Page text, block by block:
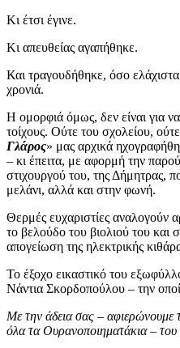
Κι έτσι έγινε.
Κι απευθείας αγαπήθηκε.
Και τραγουδήθηκε, όσο
χρονιά.
Η ομορφιά όμως, δεν είναι για να
τοίχους. Ούτε του σχολείου,
Γλάρος» μας αρχικά
– κι έπειτα, με αφορμή την
στιχουργού του, της Δήμητρας,
μελάνι, αλλά και στην φωνή.
Θερμές ευχαριστίες αναλογούν
το βελούδο του βιολιού του και
απογείωση της ηλεκτρικής
Το έξοχο εικαστικό του
Νάντια Σκορδοπούλου – την
Με την άδεια σας – αφιερώνουμε
όλα τα Ουρανοποιηματάκια –